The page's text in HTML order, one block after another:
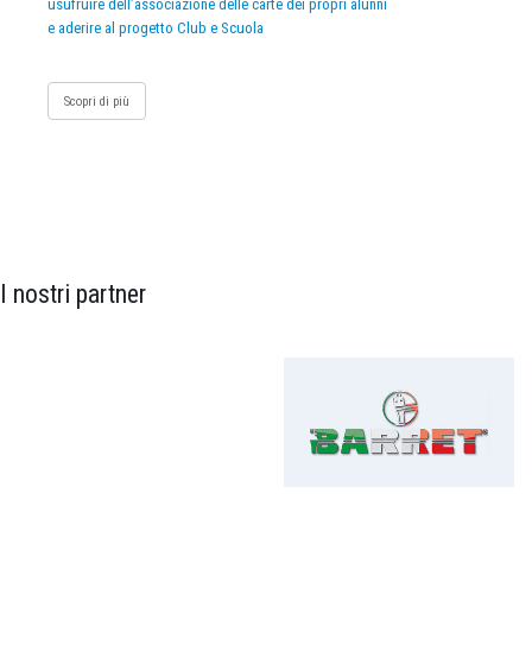
usufruire dell’associazione delle carte dei propri alunni
e aderire al progetto Club e Scuola
Scopri di più
I nostri partner